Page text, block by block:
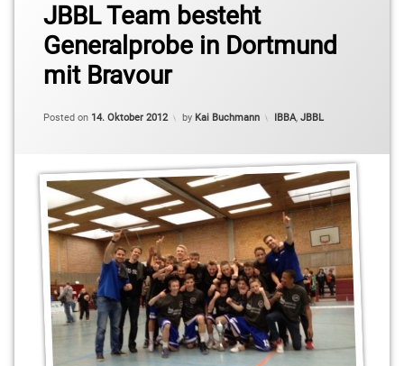
JBBL Team besteht
Generalprobe in Dortmund
mit Bravour
Posted on 14. Oktober 2012 by Kai Buchmann Categories:
IBBA, JBBL
Carbon
Baskets
Ludwigsburg
Urspring